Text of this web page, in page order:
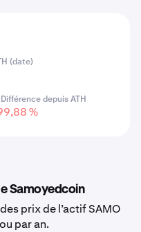
(date)
depuis ATH
%
Samoyedcoin
prix de l’actif SAMO
par an.